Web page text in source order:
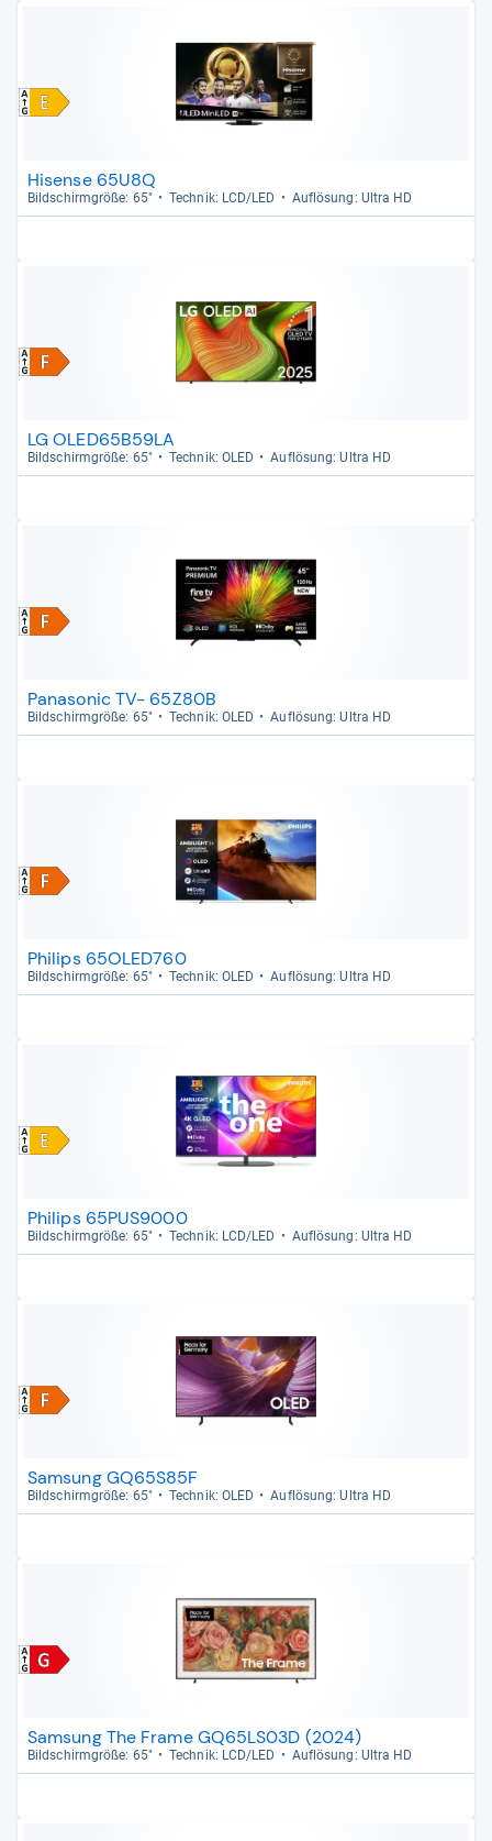
Hisense 65U8Q
Bild­schirm­größe: 65" Tech­nik: LCD/LED Auf­lö­sung: Ultra HD
LG OLED65B59LA
Bild­schirm­größe: 65" Tech­nik: OLED Auf­lö­sung: Ultra HD
Panasonic TV- 65Z80B
Bild­schirm­größe: 65" Tech­nik: OLED Auf­lö­sung: Ultra HD
Philips 65OLED760
Bild­schirm­größe: 65" Tech­nik: OLED Auf­lö­sung: Ultra HD
Philips 65PUS9000
Bild­schirm­größe: 65" Tech­nik: LCD/LED Auf­lö­sung: Ultra HD
Samsung GQ65S85F
Bild­schirm­größe: 65" Tech­nik: OLED Auf­lö­sung: Ultra HD
Samsung The Frame GQ65LS03D (2024)
Bild­schirm­größe: 65" Tech­nik: LCD/LED Auf­lö­sung: Ultra HD